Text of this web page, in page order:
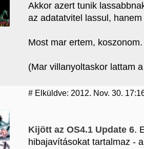
Akkor azert tunik
az adatatvitel lassul,
Most mar ertem, koszonom.
(Mar villanyoltaskor lattam
# Elküldve: 2012. Nov. 30.
Kijött az OS4.1 Update 6.
hibajavításokat tartalmaz -